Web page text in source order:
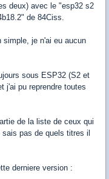
deux) avec le "esp32 s2
de 84Ciss.
simple, je n'ai eu aucun
sous ESP32 (S2 et
j'ai pu reprendre toutes
de la liste de ceux qui
pas de quels titres il
derniere version :